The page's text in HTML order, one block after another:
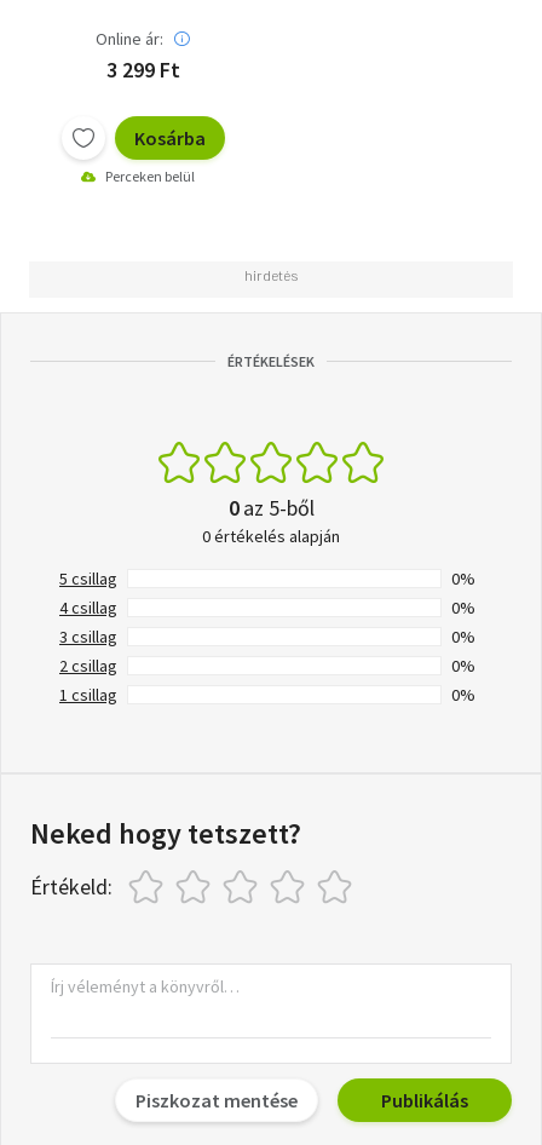
Online ár:
3 299 Ft
Kosárba
Perceken belül
ÉRTÉKELÉSEK
0az 5-ből
0 értékelés alapján
5 csillag
0%
4 csillag
0%
3 csillag
0%
2 csillag
0%
1 csillag
0%
Neked hogy tetszett?
Értékeld:
Piszkozat mentése Publikálás